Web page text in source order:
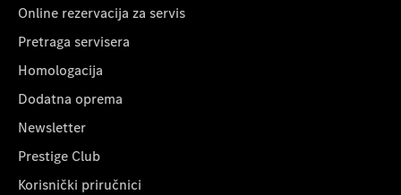
Online rezervacija za servis
Pretraga servisera
Homologacija
Dodatna oprema
Newsletter
Prestige Club
Korisnički priručnici